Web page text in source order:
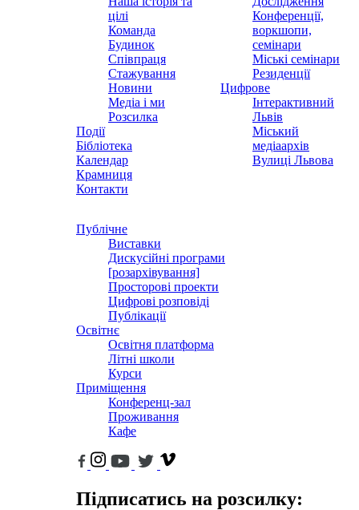
цілі
Команда
Будинок
Співпраця
Стажування
Новини
Медіа і ми
Розсилка
Події
Бібліотека
Календар
Крамниця
Контакти
Конференції,
воркшопи,
семінари
Міські семінари
Резиденції
Цифрове
Інтерактивний
Львів
Міський
медіаархів
Вулиці Львова
Публічне
Виставки
Дискусійні програми
[розархівування]
Просторові проекти
Цифрові розповіді
Публікації
Освітнє
Освітня платформа
Літні школи
Курси
Приміщення
Конференц-зал
Проживання
Кафе
Підписатись на розсилку: